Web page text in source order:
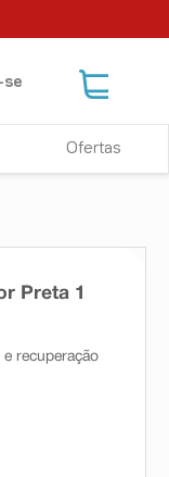
se
Ofertas
Preta 1
recuperação